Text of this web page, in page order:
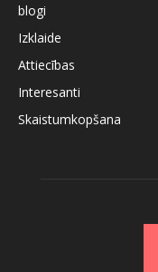
blogi
Izklaide
Attiecības
Interesanti
Skaistumkopšana